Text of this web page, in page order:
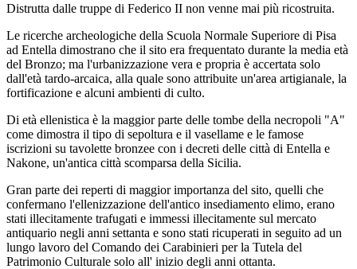
Distrutta dalle truppe di Federico II non venne mai più ricostruita.
Le ricerche archeologiche della Scuola Normale Superiore di Pisa
ad Entella dimostrano che il sito era frequentato durante la media età
del Bronzo; ma l'urbanizzazione vera e propria è accertata solo
dall'età tardo-arcaica, alla quale sono attribuite un'area artigianale, la
fortificazione e alcuni ambienti di culto.
Di età ellenistica è la maggior parte delle tombe della necropoli "A"
come dimostra il tipo di sepoltura e il vasellame e le famose
iscrizioni su tavolette bronzee con i decreti delle città di Entella e
Nakone, un'antica città scomparsa della Sicilia.
Gran parte dei reperti di maggior importanza del sito, quelli che
confermano l'ellenizzazione dell'antico insediamento elimo, erano
stati illecitamente trafugati e immessi illecitamente sul mercato
antiquario negli anni settanta e sono stati ricuperati in seguito ad un
lungo lavoro del Comando dei Carabinieri per la Tutela del
Patrimonio Culturale solo all' inizio degli anni ottanta.